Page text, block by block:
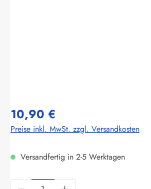
10,90 €
Preise inkl. MwSt. zzgl. Versandkosten
Versandfertig in 2-5 Werktagen